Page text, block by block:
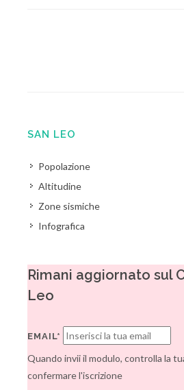
SAN LEO
Popolazione
Altitudine
Zone sismiche
Infografica
Rimani aggiornato sul
Leo
EMAIL*
Quando invii il modulo, controlla la
confermare l'iscrizione